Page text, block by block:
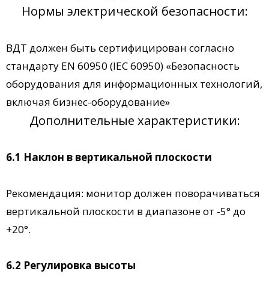
Нормы электрической безопасности:
ВДТ должен быть сертифицирован согласно
стандарту EN 60950 (IEC 60950) «Безопасность
оборудования для информационных технологий,
включая бизнес-оборудование»
Дополнительные характеристики:
6.1 Наклон в вертикальной плоскости
Рекомендация: монитор должен поворачиваться
вертикальной плоскости в диапазоне от -5° до
+20°.
6.2 Регулировка высоты